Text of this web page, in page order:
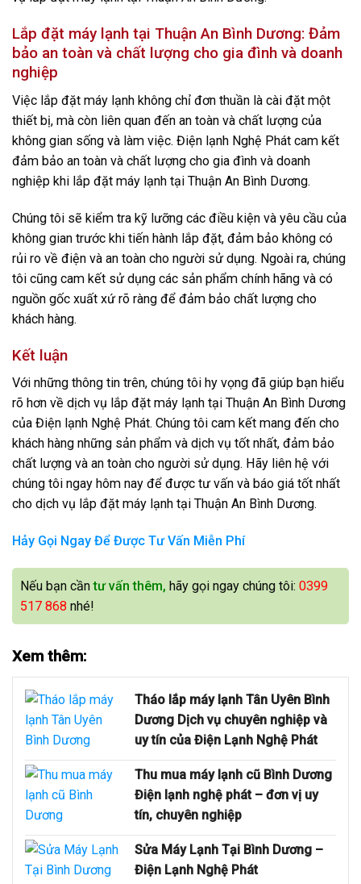
Lắp đặt máy lạnh tại Thuận An Bình Dương: Đảm
bảo an toàn và chất lượng cho gia đình và doanh
nghiệp
Việc lắp đặt máy lạnh không chỉ đơn thuần là cài đặt một
thiết bị, mà còn liên quan đến an toàn và chất lượng của
không gian sống và làm việc. Điện lạnh Nghệ Phát cam kết
đảm bảo an toàn và chất lượng cho gia đình và doanh
nghiệp khi lắp đặt máy lạnh tại Thuận An Bình Dương.
Chúng tôi sẽ kiểm tra kỹ lưỡng các điều kiện và yêu cầu của
không gian trước khi tiến hành lắp đặt, đảm bảo không có
rủi ro về điện và an toàn cho người sử dụng. Ngoài ra, chúng
tôi cũng cam kết sử dụng các sản phẩm chính hãng và có
nguồn gốc xuất xứ rõ ràng để đảm bảo chất lượng cho
khách hàng.
Kết luận
Với những thông tin trên, chúng tôi hy vọng đã giúp bạn hiểu
rõ hơn về dịch vụ lắp đặt máy lạnh tại Thuận An Bình Dương
của Điện lạnh Nghệ Phát. Chúng tôi cam kết mang đến cho
khách hàng những sản phẩm và dịch vụ tốt nhất, đảm bảo
chất lượng và an toàn cho người sử dụng. Hãy liên hệ với
chúng tôi ngay hôm nay để được tư vấn và báo giá tốt nhất
cho dịch vụ lắp đặt máy lạnh tại Thuận An Bình Dương.
Hảy Gọi Ngay Để Được Tư Vấn Miễn Phí
Nếu bạn cầntư vấn thêm, hãy gọi ngay chúng tôi: 0399
517 868 nhé!
Xem thêm:
Tháo lắp máy lạnh Tân Uyên Bình
Dương Dịch vụ chuyên nghiệp và
uy tín của Điện Lạnh Nghệ Phát
Thu mua máy lạnh cũ Bình Dương
Điện lạnh nghệ phát – đơn vị uy
tín, chuyên nghiệp
Sửa Máy Lạnh Tại Bình Dương –
Điện Lạnh Nghệ Phát